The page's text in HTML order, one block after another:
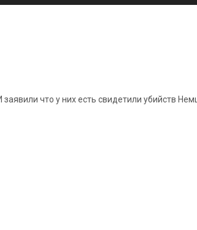
заявили что у них есть свидетили убийств